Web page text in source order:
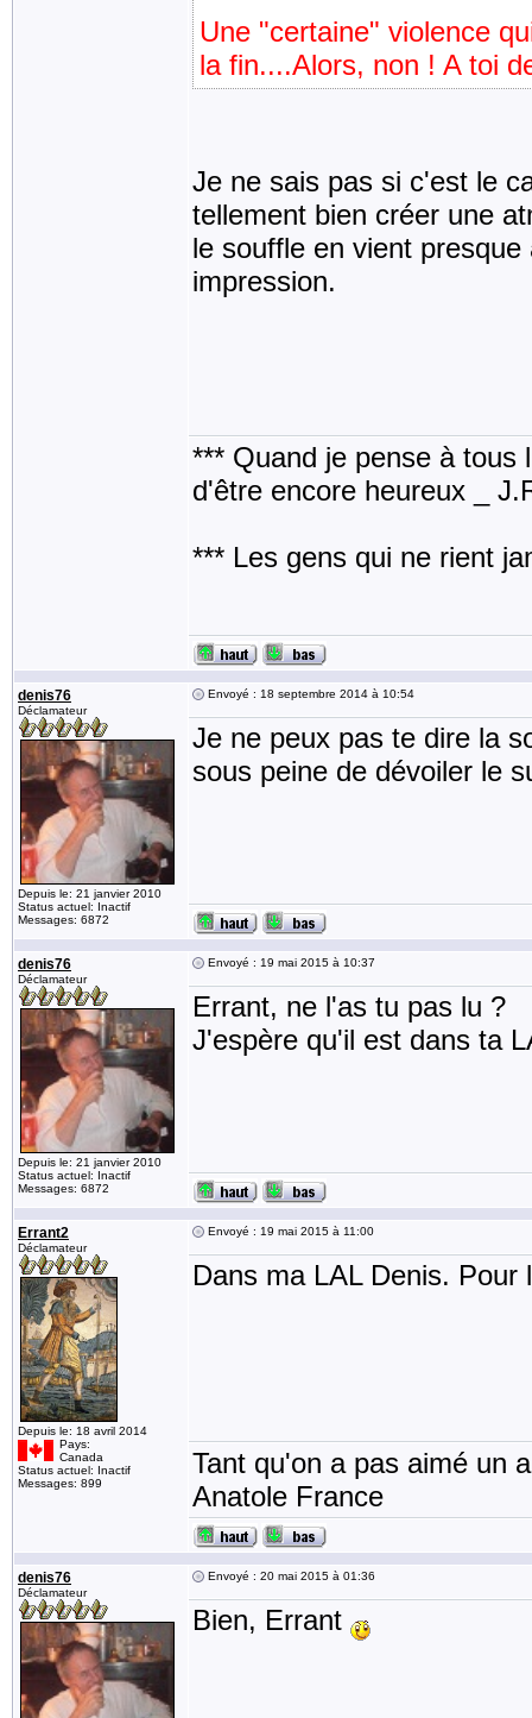
Une "certaine" violence
la fin....Alors, non ! A toi
Je ne sais pas si c'est le
tellement bien créer une
le souffle en vient
impression.
*** Quand je pense à tous
d'être encore heureux _
*** Les gens qui ne rient
denis76
Déclamateur
Depuis le: 21 janvier 2010
Status actuel: Inactif
Messages: 6872
Envoyé : 18 septembre 2014 à 10:54
Je ne peux pas te dire la
sous peine de dévoiler le
denis76
Déclamateur
Depuis le: 21 janvier 2010
Status actuel: Inactif
Messages: 6872
Envoyé : 19 mai 2015 à 10:37
Errant, ne l'as tu pas lu ?
J'espère qu'il est dans ta
Errant2
Déclamateur
Depuis le: 18 avril 2014
Pays:
Canada
Status actuel: Inactif
Messages: 899
Envoyé : 19 mai 2015 à 11:00
Dans ma LAL Denis.
Tant qu'on a pas aimé un
Anatole France
denis76
Déclamateur
Envoyé : 20 mai 2015 à 01:36
Bien, Errant